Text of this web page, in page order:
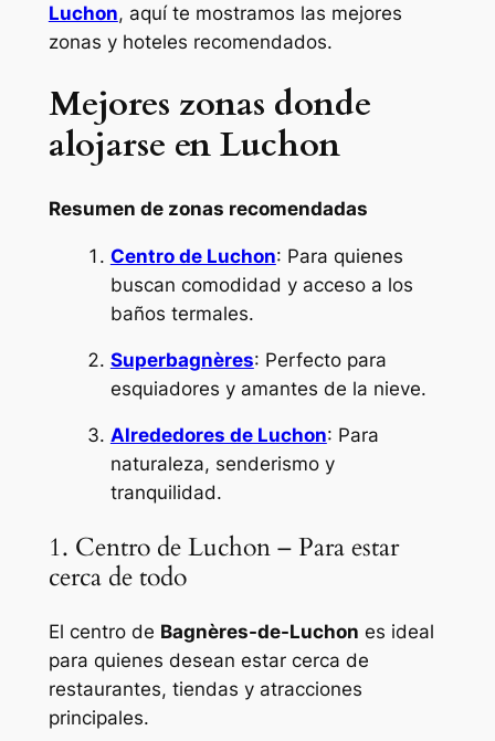
Luchon, aquí te mostramos las mejores
zonas y hoteles recomendados.
Mejores zonas donde
alojarse en Luchon
Resumen de zonas recomendadas
Centro de Luchon: Para quienes
buscan comodidad y acceso a los
baños termales.
Superbagnères: Perfecto para
esquiadores y amantes de la nieve.
Alrededores de Luchon: Para
naturaleza, senderismo y
tranquilidad.
1. Centro de Luchon – Para estar
cerca de todo
El centro de Bagnères-de-Luchon es ideal
para quienes desean estar cerca de
restaurantes, tiendas y atracciones
principales.